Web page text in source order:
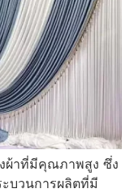
ผ้าที่มีคุณภาพสูง ซึ่ง
บวนการผลิตที่มี